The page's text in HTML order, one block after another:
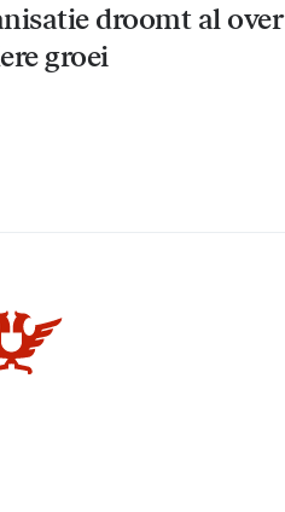
droomt al over
groei